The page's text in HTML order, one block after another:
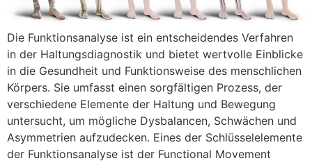
Die Funktionsanalyse ist ein entscheidendes Verfahren
in der Haltungsdiagnostik und bietet wertvolle Einblicke
in die Gesundheit und Funktionsweise des menschlichen
Körpers. Sie umfasst einen sorgfältigen Prozess, der
verschiedene Elemente der Haltung und Bewegung
untersucht, um mögliche Dysbalancen, Schwächen und
Asymmetrien aufzudecken. Eines der Schlüsselelemente
der Funktionsanalyse ist der Functional Movement